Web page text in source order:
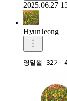
2025.06.27
HyunJeong